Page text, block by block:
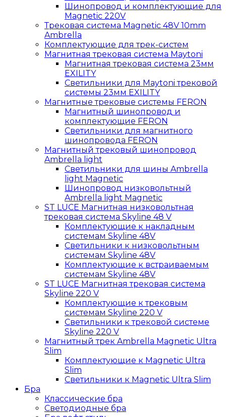
Шинопровод и комплектующие для
Magnetic 220V
Трековая система Magnetic 48V 10mm
Ambrella
Комплектующие для трек-систем
Магнитная трековая система Maytoni
Магнитная трековая система 23мм
EXILITY
Светильники для Maytoni трековой
системы 23мм EXILITY
Магнитные трековые системы FERON
Магнитный шинопровод и
комплектующие FERON
Светильники для магнитного
шинопровода FERON
Магнитный трековый шинопровод
Ambrella light
Светильники для шины Ambrella
light Magnetic
Шинопровод низковольтный
Ambrella light Magnetic
ST LUCE Магнитная низковольтная
трековая система Skyline 48 V
Комплектующие к накладным
системам Skyline 48V
Светильники к низковольтным
системам Skyline 48V
Комплектующие к встраиваемым
системам Skyline 48V
ST LUCE Магнитная трековая система
Skyline 220 V
Комплектующие к трековым
системам Skyline 220 V
Светильники к трековой системе
Skyline 220 V
Магнитный трек Ambrella Magnetic Ultra
Slim
Комплектующие к Magnetic Ultra
Slim
Светильники к Magnetic Ultra Slim
Бра
Классические бра
Светодиодные бра